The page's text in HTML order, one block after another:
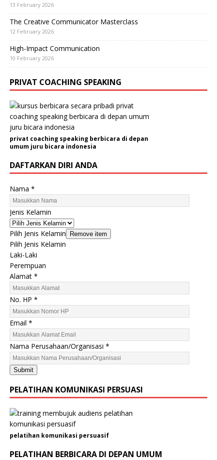
13 February 2026
The Creative Communicator Masterclass
12 February 2026
High-Impact Communication
10 February 2026
PRIVAT COACHING SPEAKING
privat coaching speaking berbicara di depan
umum juru bicara indonesia
DAFTARKAN DIRI ANDA
Nama *
Jenis Kelamin
Pilih Jenis Kelamin Remove item
Pilih Jenis Kelamin
Laki-Laki
Perempuan
*
e
n
i
s
N
o
.
Alamat *
No. HP *
Email *
Nama Perusahaan/Organisasi *
Submit
PELATIHAN KOMUNIKASI PERSUASI
pelatihan komunikasi persuasif
PELATIHAN BERBICARA DI DEPAN UMUM